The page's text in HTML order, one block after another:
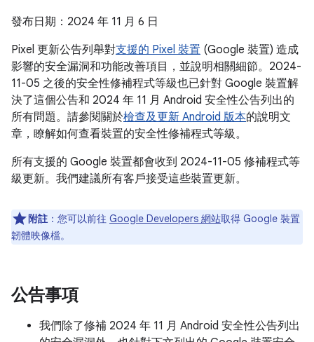
發布日期：2024 年 11 月 6 日
Pixel 更新公告列舉對支援的 Pixel 裝置 (Google 裝置) 造成
影響的安全漏洞和功能改善項目，並說明相關細節。2024-
11-05 之後的安全性修補程式等級也已針對 Google 裝置解
決了這個公告和 2024 年 11 月 Android 安全性公告列出的
所有問題。請參閱關於檢查及更新 Android 版本的說明文
章，瞭解如何查看裝置的安全性修補程式等級。
所有支援的 Google 裝置都會收到 2024-11-05 修補程式等
級更新。我們建議所有客戶接受這些裝置更新。
附註 ：您可以前往 Google Developers 網站取得 Google 裝置
韌體映像檔。
公告事項
我們除了修補 2024 年 11 月 Android 安全性公告列出